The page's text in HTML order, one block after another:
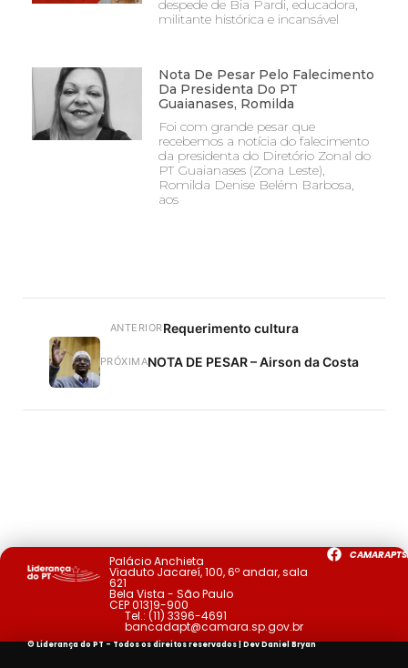
despede de Bia Pardi, educadora,
militante histórica e incansável
Nota De Pesar Pelo Falecimento
Da Presidenta Do PT
Guaianases, Romilda
Foi com grande pesar que
recebemos a notícia do falecimento
da presidenta do Diretório Zonal do
PT Guaianases (Zona Leste),
Romilda Denise Belém Barbosa,
aos
ANTERIORRequerimento cultura
PRÓXIMANOTA DE PESAR – Airson da Costa
Palácio Anchieta
Viaduto Jacareí, 100, 6º andar, sala
621
Bela Vista - São Paulo
CEP 01319-900
Tel.: (11) 3396-4691
bancadapt@camara.sp.gov.br
© Liderança do PT - Todos os direitos reservados | DevDaniel Bryan